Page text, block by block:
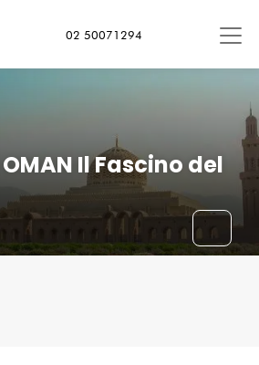
02 50071294
OMAN Il Fascino del